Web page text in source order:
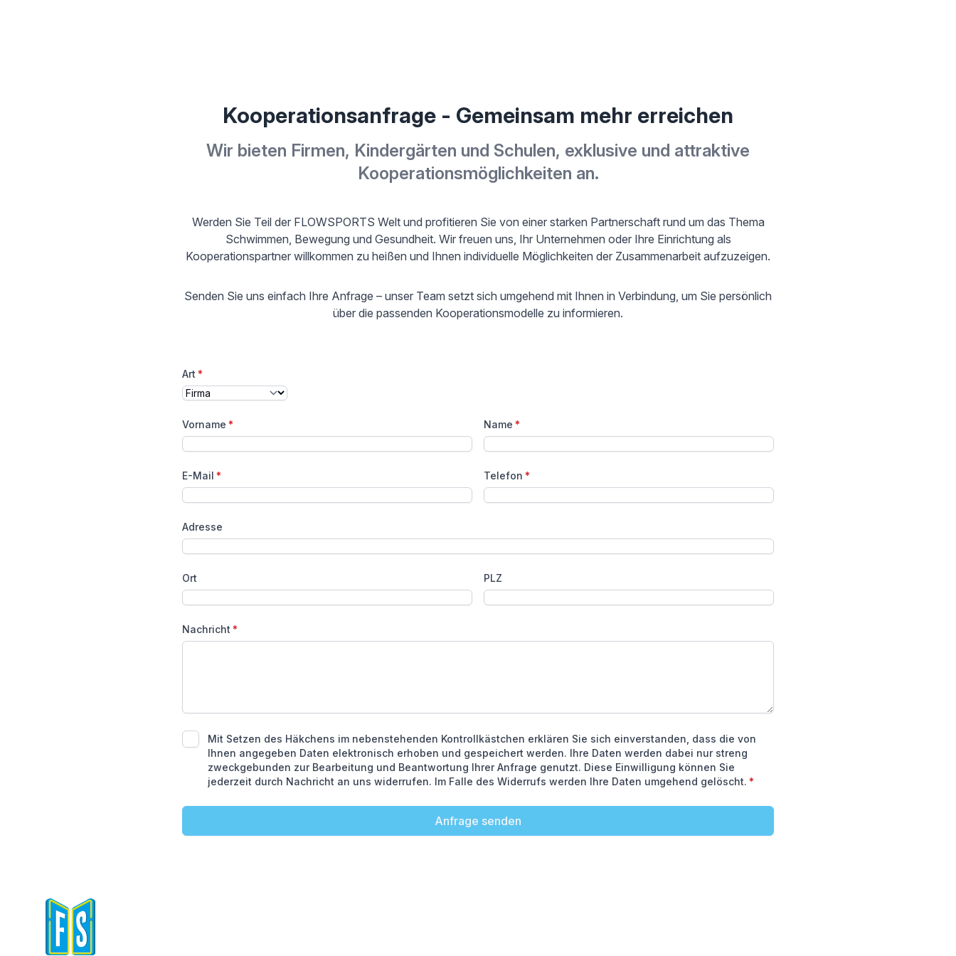
Kooperationsanfrage - Gemeinsam mehr erreichen
Wir bieten Firmen, Kindergärten und Schulen, exklusive und attraktive
Kooperationsmöglichkeiten an.
Werden Sie Teil der FLOWSPORTS Welt und profitieren Sie von einer starken Partnerschaft rund um das Thema
Schwimmen, Bewegung und Gesundheit. Wir freuen uns, Ihr Unternehmen oder Ihre Einrichtung als
Kooperationspartner willkommen zu heißen und Ihnen individuelle Möglichkeiten der Zusammenarbeit aufzuzeigen.
Senden Sie uns einfach Ihre Anfrage – unser Team setzt sich umgehend mit Ihnen in Verbindung, um Sie persönlich
über die passenden Kooperationsmodelle zu informieren.
Art *
Vorname * Name *
E-Mail * Telefon *
Adresse
Ort PLZ
Nachricht *
Mit Setzen des Häkchens im nebenstehenden Kontrollkästchen erklären Sie sich einverstanden, dass die von
Ihnen angegeben Daten elektronisch erhoben und gespeichert werden. Ihre Daten werden dabei nur streng
zweckgebunden zur Bearbeitung und Beantwortung Ihrer Anfrage genutzt. Diese Einwilligung können Sie
jederzeit durch Nachricht an uns widerrufen. Im Falle des Widerrufs werden Ihre Daten umgehend gelöscht. *
Anfrage senden